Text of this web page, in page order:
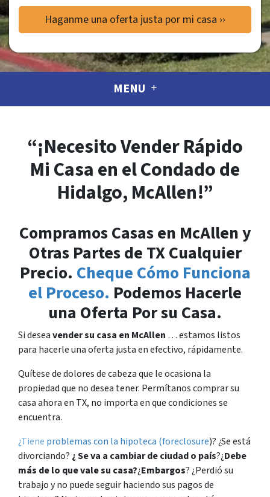
MENU
“¡Necesito Vender Rápido
Mi Casa en el Condado de
Hidalgo, McAllen!”
Compramos Casas en McAllen y
Otras Partes de TX Cualquier
Precio. Cheque Cómo Funciona
el Proceso. Podemos Hacerle
una Oferta Por su Casa.
Si deseavender su casa en McAllen … estamos listos
para hacerle una oferta justa en efectivo, rápidamente.
Quítese de dolores de cabeza que le ocasiona la
propiedad que no desea tener. Permítanos comprar su
casa ahora en TX, no importa en que condiciones se
encuentra.
¿Tiene problemascon la hipoteca (foreclosure)? ¿Se está
divorciando? ¿ Se va a cambiar de ciudad o país?¿Debe
más de lo que vale su casa?¿Embargos? ¿Perdió su
trabajo y no puede seguir haciendo sus pagos de